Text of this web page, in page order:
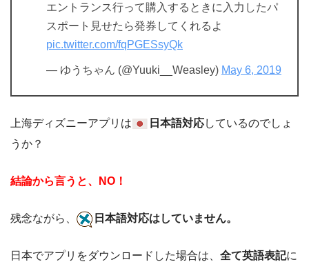
エントランス行って購入するときに入力したパ
スポート見せたら発券してくれるよ
pic.twitter.com/fqPGESsyQk
— ゆうちゃん (@Yuuki__Weasley) May 6, 2019
上海ディズニーアプリは 日本語対応しているのでしょ
うか？
結論から言うと、NO！
残念ながら、 日本語対応はしていません。
日本でアプリをダウンロードした場合は、 全て英語表記に